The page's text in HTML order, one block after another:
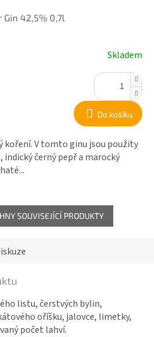
Gin 42,5% 0,7l
Skladem
Do košíku
V tomto ginu jsou použity
indický černý pepř a marocký
SOUVISEJÍCÍ PRODUKTY
listu, čerstvých bylin,
oříšku, jalovce, limetky,
počet lahví.